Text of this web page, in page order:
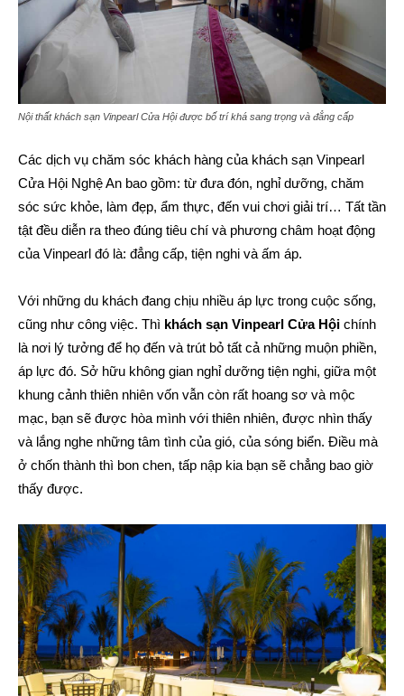
Nội thất khách sạn Vinpearl Cửa Hội được bố trí khá sang trọng và đẳng cấp
Các dịch vụ chăm sóc khách hàng của khách sạn Vinpearl
Cửa Hội Nghệ An bao gồm: từ đưa đón, nghỉ dưỡng, chăm
sóc sức khỏe, làm đẹp, ẩm thực, đến vui chơi giải trí… Tất tần
tật đều diễn ra theo đúng tiêu chí và phương châm hoạt động
của Vinpearl đó là: đẳng cấp, tiện nghi và ấm áp.
Với những du khách đang chịu nhiều áp lực trong cuộc sống,
cũng như công việc. Thì khách sạn Vinpearl Cửa Hội chính
là nơi lý tưởng để họ đến và trút bỏ tất cả những muộn phiền,
áp lực đó. Sở hữu không gian nghỉ dưỡng tiện nghi, giữa một
khung cảnh thiên nhiên vốn vẫn còn rất hoang sơ và mộc
mạc, bạn sẽ được hòa mình với thiên nhiên, được nhìn thấy
và lắng nghe những tâm tình của gió, của sóng biển. Điều mà
ở chốn thành thì bon chen, tấp nập kia bạn sẽ chẳng bao giờ
thấy được.